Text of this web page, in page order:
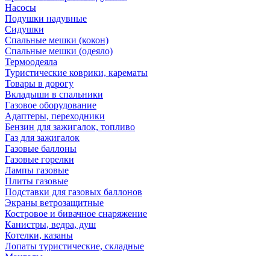
Насосы
Подушки надувные
Сидушки
Спальные мешки (кокон)
Спальные мешки (одеяло)
Термоодеяла
Туристические коврики, карематы
Товары в дорогу
Вкладыши в спальники
Газовое оборудование
Адаптеры, переходники
Бензин для зажигалок, топливо
Газ для зажигалок
Газовые баллоны
Газовые горелки
Лампы газовые
Плиты газовые
Подставки для газовых баллонов
Экраны ветрозащитные
Костровое и бивачное снаряжение
Канистры, ведра, душ
Котелки, казаны
Лопаты туристические, складные